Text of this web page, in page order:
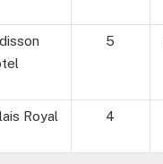
5
Royal 4